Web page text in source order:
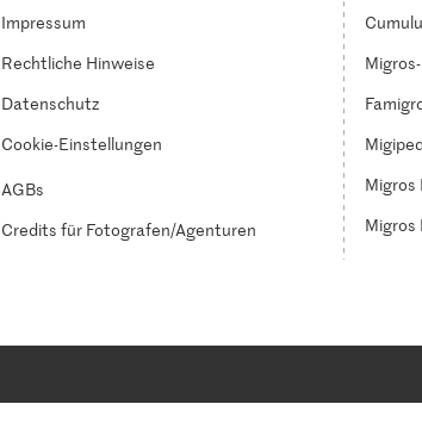
Impressum
Rechtliche Hinweise
Datenschutz
Cookie-Einstellungen
AGBs
Credits für Fotografen/Agenturen
Migros
Migros